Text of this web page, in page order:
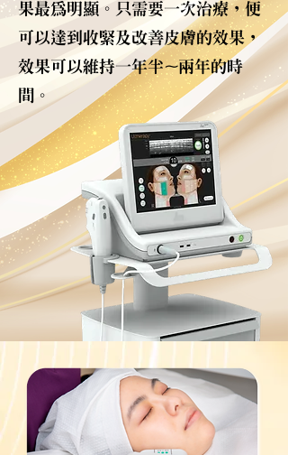
果最為明顯。只需要一次治療，便
可以達到收緊及改善皮膚的效果，
效果可以維持一年半~兩年的時
間。